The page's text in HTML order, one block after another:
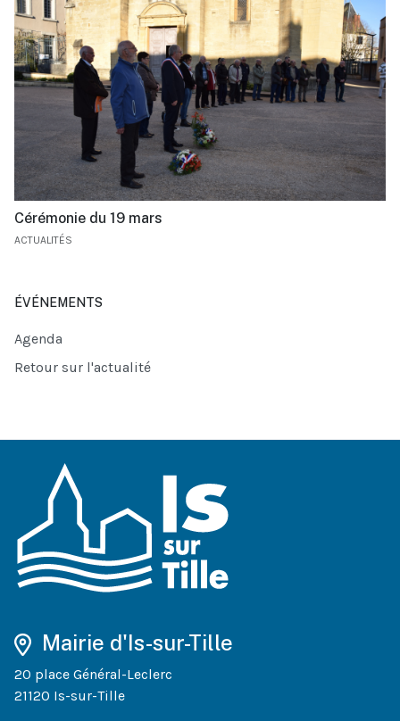
Cérémonie du 19 mars
ACTUALITÉS
ÉVÉNEMENTS
Agenda
Retour sur l'actualité
Mairie d'Is-sur-Tille
20 place Général-Leclerc
21120 Is-sur-Tille